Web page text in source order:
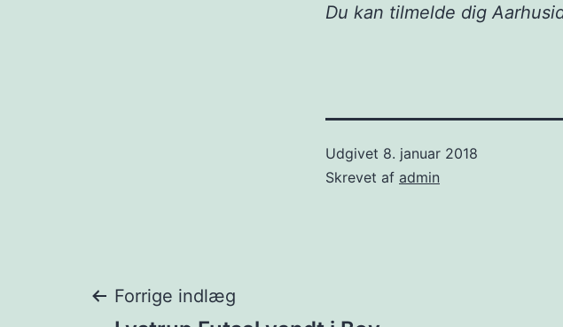
Du kan tilmelde dig
Udgivet 8. januar 2018
Skrevet af admin
Indlægsnavigation
Forrige indlæg